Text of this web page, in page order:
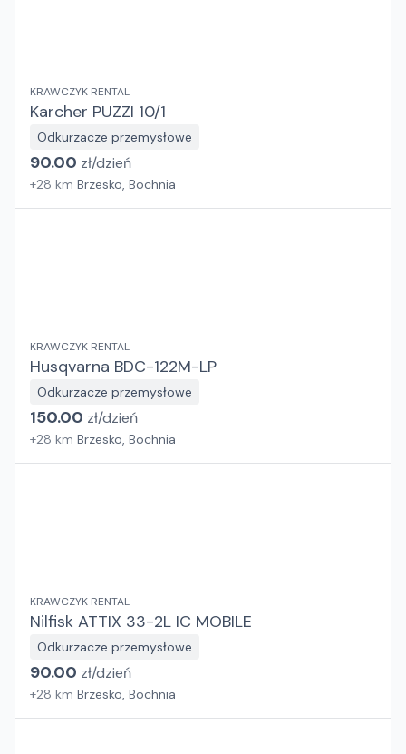
KRAWCZYK RENTAL
Karcher PUZZI 10/1
Odkurzacze przemysłowe
90.00 zł/dzień
+28 km Brzesko, Bochnia
KRAWCZYK RENTAL
Husqvarna BDC-122M-LP
Odkurzacze przemysłowe
150.00 zł/dzień
+28 km Brzesko, Bochnia
KRAWCZYK RENTAL
Nilfisk ATTIX 33-2L IC MOBILE
Odkurzacze przemysłowe
90.00 zł/dzień
+28 km Brzesko, Bochnia